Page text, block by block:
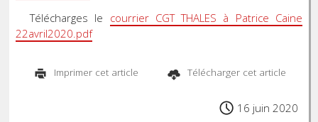
Télécharges le courrier CGT THALES à Patrice Caine
22avril2020.pdf
Imprimer cet article Télécharger cet article
16 juin 2020